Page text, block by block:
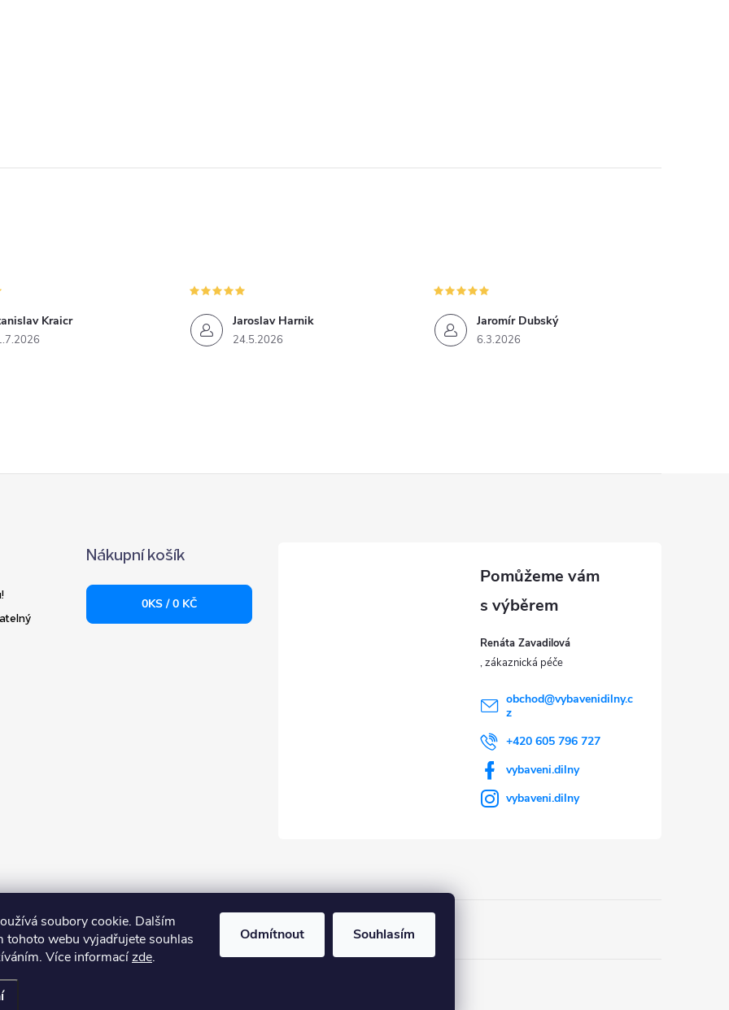
soubory cookie. Dalším
tohoto webu vyjadřujete souhlas
Více informacízde.
Odmítnout Souhlasím
Kraicr Jaroslav Harnik
24.5.2026
Jaromír Dubský
6.3.2026
Nákupní košík
0KS /0 KČ
Renáta Zavadilová
obchod@vybavenidilny.c
z
+420 605 796 727
vybaveni.dilny
vybaveni.dilny